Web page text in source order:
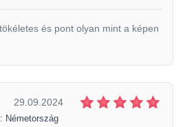
és pont olyan mint a képen
29.09.2024
Németország